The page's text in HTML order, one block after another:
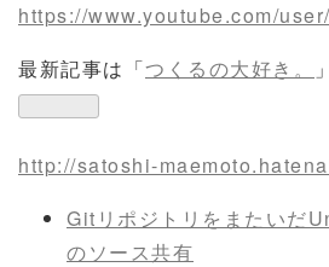
https://www.youtube.com/
最新記事は「つくるの大好き。
http://satoshi-
Gitリポジトリをまたいだ
のソース共有